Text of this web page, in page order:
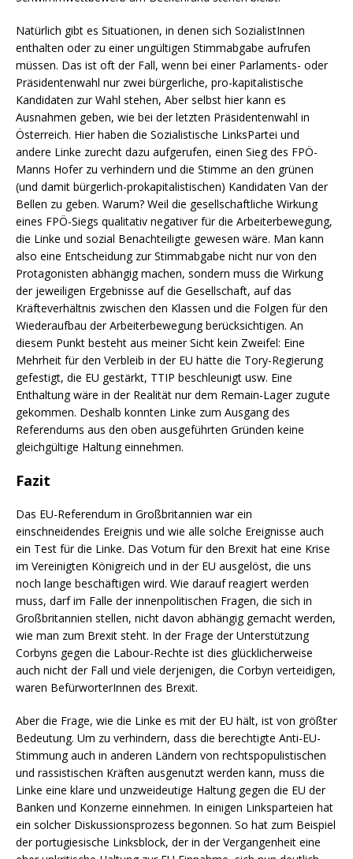
Natürlich gibt es Situationen, in denen sich SozialistInnen
enthalten oder zu einer ungültigen Stimmabgabe aufrufen
müssen. Das ist oft der Fall, wenn bei einer Parlaments- oder
Präsidentenwahl nur zwei bürgerliche, pro-kapitalistische
Kandidaten zur Wahl stehen, Aber selbst hier kann es
Ausnahmen geben, wie bei der letzten Präsidentenwahl in
Österreich. Hier haben die Sozialistische LinksPartei und
andere Linke zurecht dazu aufgerufen, einen Sieg des FPÖ-
Manns Hofer zu verhindern und die Stimme an den grünen
(und damit bürgerlich-prokapitalistischen) Kandidaten Van der
Bellen zu geben. Warum? Weil die gesellschaftliche Wirkung
eines FPÖ-Siegs qualitativ negativer für die Arbeiterbewegung,
die Linke und sozial Benachteiligte gewesen wäre. Man kann
also eine Entscheidung zur Stimmabgabe nicht nur von den
Protagonisten abhängig machen, sondern muss die Wirkung
der jeweiligen Ergebnisse auf die Gesellschaft, auf das
Kräfteverhältnis zwischen den Klassen und die Folgen für den
Wiederaufbau der Arbeiterbewegung berücksichtigen. An
diesem Punkt besteht aus meiner Sicht kein Zweifel: Eine
Mehrheit für den Verbleib in der EU hätte die Tory-Regierung
gefestigt, die EU gestärkt, TTIP beschleunigt usw. Eine
Enthaltung wäre in der Realität nur dem Remain-Lager zugute
gekommen. Deshalb konnten Linke zum Ausgang des
Referendums aus den oben ausgeführten Gründen keine
gleichgültige Haltung einnehmen.
Fazit
Das EU-Referendum in Großbritannien war ein
einschneidendes Ereignis und wie alle solche Ereignisse auch
ein Test für die Linke. Das Votum für den Brexit hat eine Krise
im Vereinigten Königreich und in der EU ausgelöst, die uns
noch lange beschäftigen wird. Wie darauf reagiert werden
muss, darf im Falle der innenpolitischen Fragen, die sich in
Großbritannien stellen, nicht davon abhängig gemacht werden,
wie man zum Brexit steht. In der Frage der Unterstützung
Corbyns gegen die Labour-Rechte ist dies glücklicherweise
auch nicht der Fall und viele derjenigen, die Corbyn verteidigen,
waren BefürworterInnen des Brexit.
Aber die Frage, wie die Linke es mit der EU hält, ist von größter
Bedeutung. Um zu verhindern, dass die berechtigte Anti-EU-
Stimmung auch in anderen Ländern von rechtspopulistischen
und rassistischen Kräften ausgenutzt werden kann, muss die
Linke eine klare und unzweideutige Haltung gegen die EU der
Banken und Konzerne einnehmen. In einigen Linksparteien hat
ein solcher Diskussionsprozess begonnen. So hat zum Beispiel
der portugiesische Linksblock, der in der Vergangenheit eine